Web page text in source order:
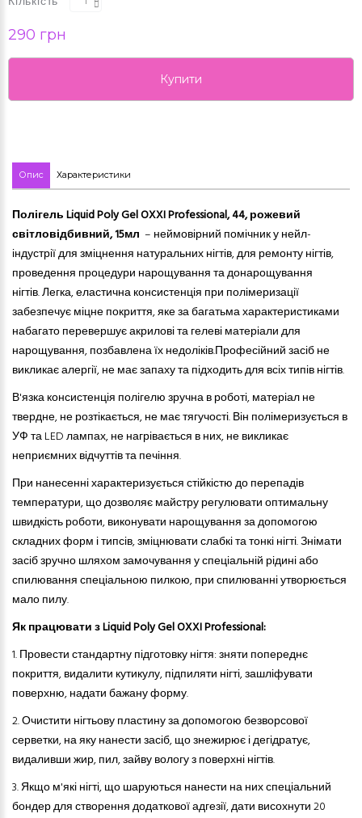
290 грн
Купити
Опис Характеристики
Полігель Liquid Poly Gel OXXI Professional, 44, рожевий
світловідбивний, 15мл – неймовірний помічник у нейл-
індустрії для зміцнення натуральних нігтів, для ремонту нігтів,
проведення процедури нарощування та донарощування
нігтів. Легка, еластична консистенція при полімеризації
забезпечує міцне покриття, яке за багатьма характеристиками
набагато перевершує акрилові та гелеві матеріали для
нарощування, позбавлена ​​їх недоліків.Професійний засіб не
викликає алергії, не має запахутапідходить для всіх типів нігтів.
В'язка консистенція полігелю зручна в роботі, матеріал не
твердне, не розтікається, не має тягучості. Він полімеризується в
УФтаLED лампах, не нагрівається в них, не викликає
неприємних відчуттівтапечіння.
При нанесенні характеризується стійкістю до перепадів
температури, що дозволяє майстру регулювати оптимальну
швидкість роботи, виконувати нарощування за допомогою
складних форм і типсів, зміцнювати слабкітатонкі нігті. Знімати
засіб зручно шляхом замочування у спеціальній рідині або
спилювання спеціальною пилкою, при спилюванні утворюється
мало пилу.
Як працювати з Liquid Poly Gel OXXI Professional:
1. Провести стандартну підготовку нігтя: зняти попереднє
покриття, видалити кутикулу, підпиляти нігті, зашліфувати
поверхню, надати бажану форму.
2.Очистити нігтьову пластину за допомогою безворсової
серветки, на яку нанести засіб, що знежирює і дегідратує,
видаливши жир, пил, зайву вологу з поверхні нігтів.
3.Якщо м'які нігті, що шаруються нанести на них спеціальний
бондер для створення додаткової адгезії, дати висохнути 20